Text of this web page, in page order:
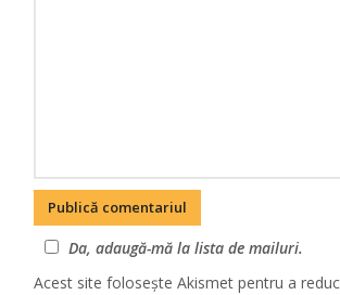
Da, adaugă-mă la lista de mailuri.
Acest site folosește Akismet pentru a